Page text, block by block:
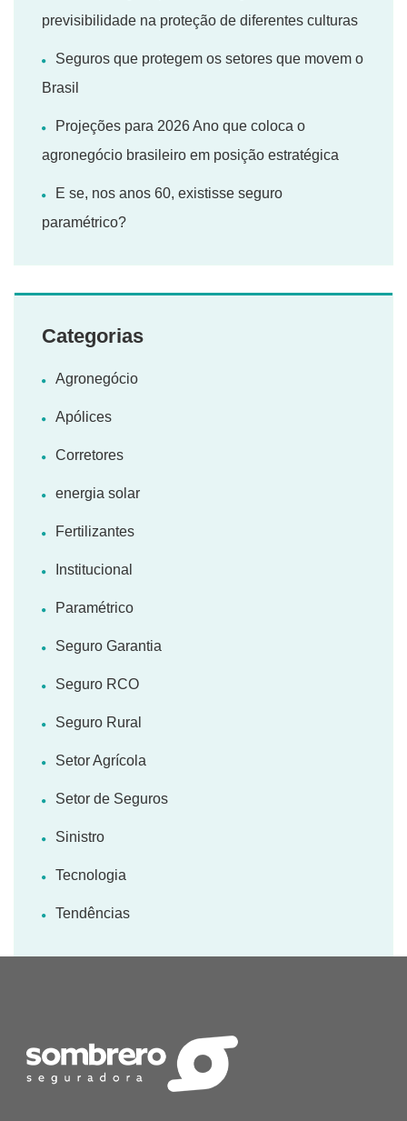
previsibilidade na proteção de diferentes culturas
Seguros que protegem os setores que movem o
Brasil
Projeções para 2026 Ano que coloca o
agronegócio brasileiro em posição estratégica
E se, nos anos 60, existisse seguro
paramétrico?
Categorias
Agronegócio
Apólices
Corretores
energia solar
Fertilizantes
Institucional
Paramétrico
Seguro Garantia
Seguro RCO
Seguro Rural
Setor Agrícola
Setor de Seguros
Sinistro
Tecnologia
Tendências